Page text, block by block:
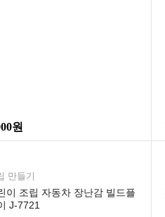
원
만들기
이 조립 자동차 장난감 빌드플
J-7721